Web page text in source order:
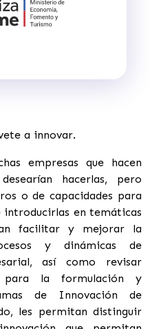
a innovar.
empresas que hacen
hacerlas, pero
o de capacidades para
introducirlas en temáticas
facilitar y mejorar la
y dinámicas de
así como revisar
para la formulación y
de Innovación de
les permitan distinguir